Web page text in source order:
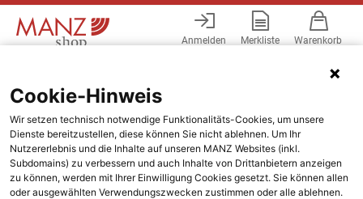
Anmelden Merkliste Warenkorb
Cookie-Hinweis
Wir setzen technisch notwendige Funktionalitäts-Cookies, um unsere
Dienste bereitzustellen, diese können Sie nicht ablehnen. Um Ihr
Nutzererlebnis und die Inhalte auf unseren MANZ Websites (inkl.
Subdomains) zu verbessern und auch Inhalte von Drittanbietern anzeigen
zu können, werden mit Ihrer Einwilligung Cookies gesetzt. Sie können allen
oder ausgewählten Verwendungszwecken zustimmen oder alle ablehnen.